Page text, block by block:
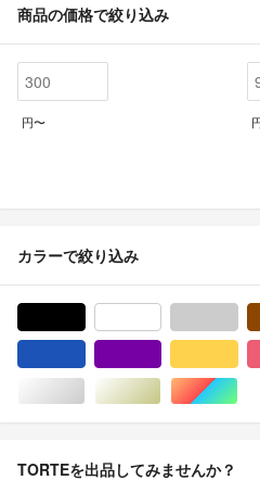
商品の価格で絞り込み
円〜
カラーで絞り込み
シルバー/銀色系ゴールド/金色系
マ
TORTEを出品してみませんか？